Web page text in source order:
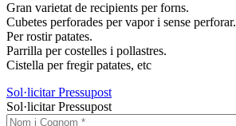
Gran varietat de recipients per forns.
Cubetes perforades per vapor i sense perforar.
Per rostir patates.
Parrilla per costelles i pollastres.
Cistella per fregir patates, etc
Sol·licitar Pressupost
Sol·licitar Pressupost